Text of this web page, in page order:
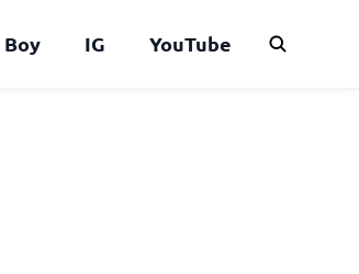
Boy IG YouTube